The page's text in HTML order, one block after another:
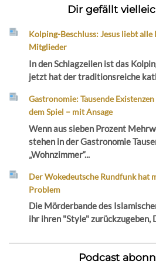
Dir gefällt
Kolping-Beschluss: Jesus liebt
Mitglieder
In den Schlagzeilen ist das
jetzt hat der traditionsreiche
Gastronomie: Tausende
dem Spiel – mit Ansage
Wenn aus sieben Prozent
stehen in der Gastronomie
„Wohnzimmer“...
Der Wokedeutsche Rundfunk hat
Problem
Die Mörderbande des
ihr ihren "Style" zurückzugeben,
Podcast